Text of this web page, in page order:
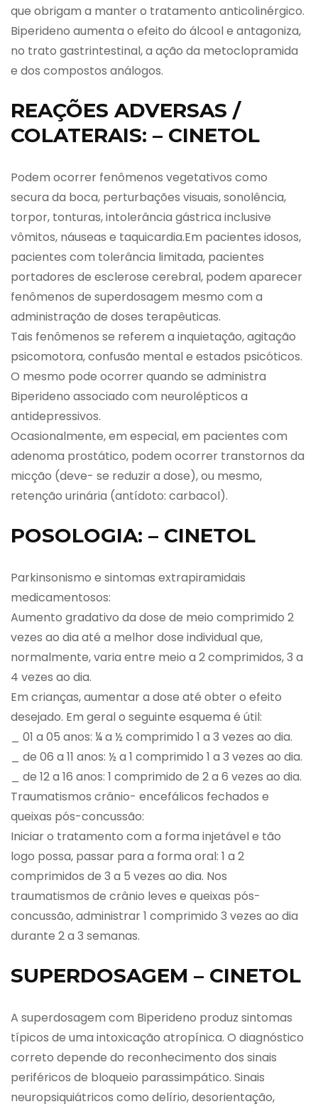
que obrigam a manter o tratamento anticolinérgico.
Biperideno aumenta o efeito do álcool e antagoniza,
no trato gastrintestinal, a ação da metoclopramida
e dos compostos análogos.
REAÇÕES ADVERSAS /
COLATERAIS: – CINETOL
Podem ocorrer fenômenos vegetativos como
secura da boca, perturbações visuais, sonolência,
torpor, tonturas, intolerância gástrica inclusive
vômitos, náuseas e taquicardia.Em pacientes idosos,
pacientes com tolerância limitada, pacientes
portadores de esclerose cerebral, podem aparecer
fenômenos de superdosagem mesmo com a
administração de doses terapêuticas.
Tais fenômenos se referem a inquietação, agitação
psicomotora, confusão mental e estados psicóticos.
O mesmo pode ocorrer quando se administra
Biperideno associado com neurolépticos a
antidepressivos.
Ocasionalmente, em especial, em pacientes com
adenoma prostático, podem ocorrer transtornos da
micção (deve- se reduzir a dose), ou mesmo,
retenção urinária (antídoto: carbacol).
POSOLOGIA: – CINETOL
Parkinsonismo e sintomas extrapiramidais
medicamentosos:
Aumento gradativo da dose de meio comprimido 2
vezes ao dia até a melhor dose individual que,
normalmente, varia entre meio a 2 comprimidos, 3 a
4 vezes ao dia.
Em crianças, aumentar a dose até obter o efeito
desejado. Em geral o seguinte esquema é útil:
_ 01 a 05 anos: ¼ a ½ comprimido 1 a 3 vezes ao dia.
_ de 06 a 11 anos: ½ a 1 comprimido 1 a 3 vezes ao dia.
_ de 12 a 16 anos: 1 comprimido de 2 a 6 vezes ao dia.
Traumatismos crânio- encefálicos fechados e
queixas pós-concussão:
Iniciar o tratamento com a forma injetável e tão
logo possa, passar para a forma oral: 1 a 2
comprimidos de 3 a 5 vezes ao dia. Nos
traumatismos de crânio leves e queixas pós-
concussão, administrar 1 comprimido 3 vezes ao dia
durante 2 a 3 semanas.
SUPERDOSAGEM – CINETOL
A superdosagem com Biperideno produz sintomas
típicos de uma intoxicação atropínica. O diagnóstico
correto depende do reconhecimento dos sinais
periféricos de bloqueio parassimpático. Sinais
neuropsiquiátricos como delírio, desorientação,